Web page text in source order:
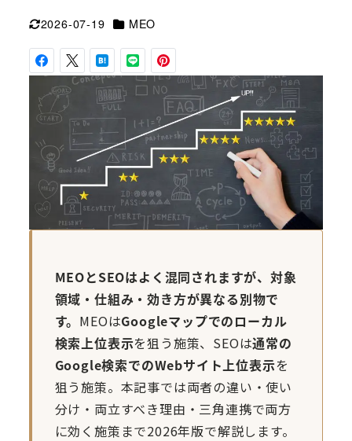
更新日
2026-07-19 カテゴリー
MEO
MEOとSEOはよく混同されますが、対象
領域・仕組み・効き方が異なる別物で
す。 MEOはGoogleマップでのローカル
検索上位表示を狙う施策、SEOは通常の
Google検索でのWebサイト上位表示を
狙う施策。本記事では両者の違い・使い
分け・両立すべき理由・三角連携で両方
に効く施策まで2026年版で解説します。